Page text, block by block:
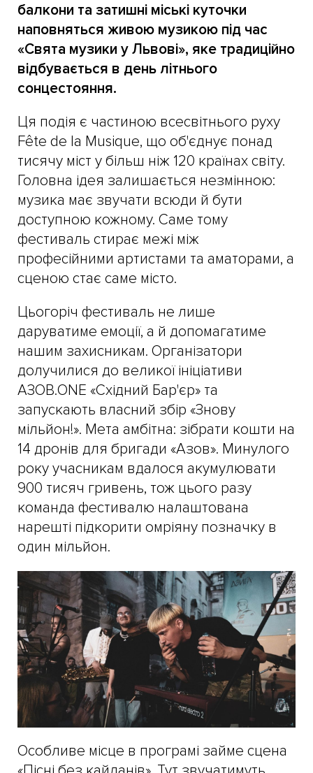
балкони та затишні міські куточки
наповняться живою музикою під час
«Свята музики у Львові», яке традиційно
відбувається в день літнього
сонцестояння.
Ця подія є частиною всесвітнього руху
Fête de la Musique, що об'єднує понад
тисячу міст у більш ніж 120 країнах світу.
Головна ідея залишається незмінною:
музика має звучати всюди й бути
доступною кожному. Саме тому
фестиваль стирає межі між
професійними артистами та аматорами, а
сценою стає саме місто.
Цьогоріч фестиваль не лише
даруватиме емоції, а й допомагатиме
нашим захисникам. Організатори
долучилися до великої ініціативи
АЗОВ.ONE «Східний Бар'єр» та
запускають власний збір «Знову
мільйон!». Мета амбітна: зібрати кошти на
14 дронів для бригади «Азов». Минулого
року учасникам вдалося акумулювати
900 тисяч гривень, тож цього разу
команда фестивалю налаштована
нарешті підкорити омріяну позначку в
один мільйон.
Особливе місце в програмі займе сцена